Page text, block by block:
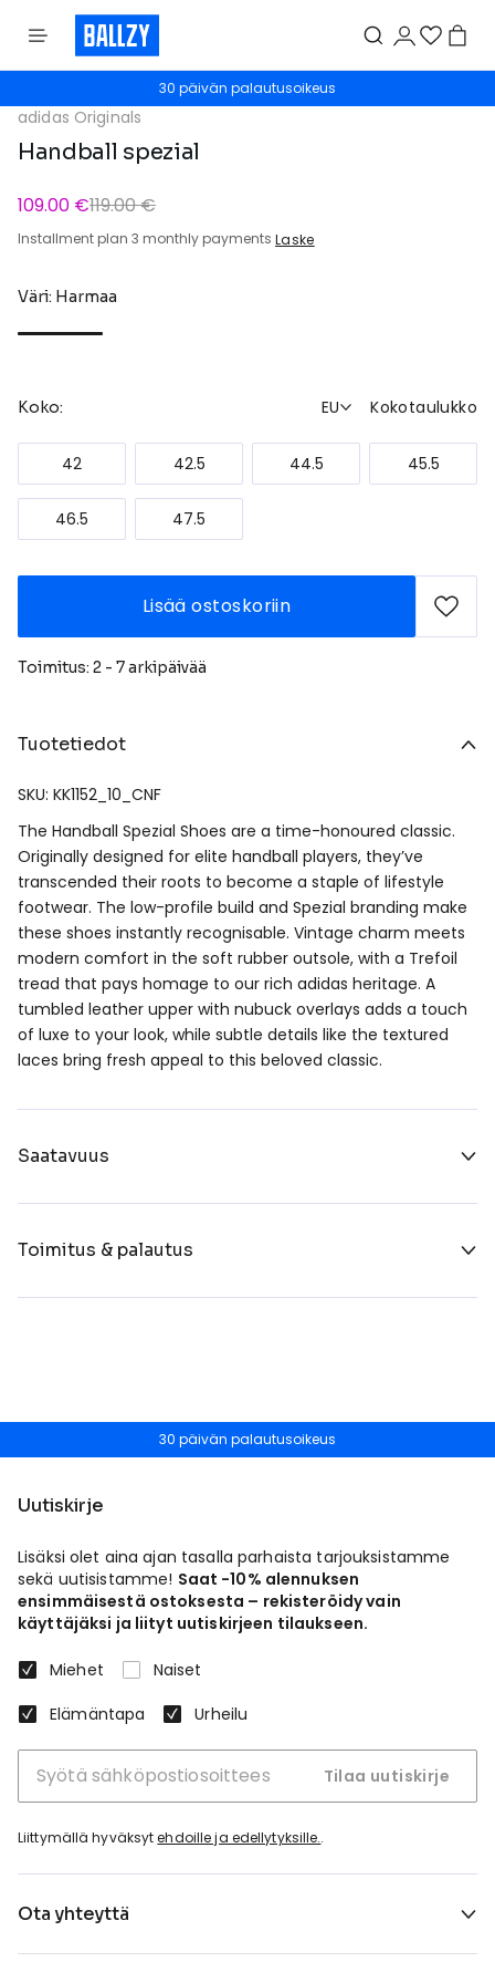
30 päivän palautusoikeus
adidas Originals
Handball spezial
109.00 €119.00 €
Installment plan 3 monthly payments Laske
Väri: Harmaa
Koko: EU Kokotaulukko
42 42.5 44.5 45.5
46.5 47.5
Lisää ostoskoriin
Toimitus: 2 - 7 arkipäivää
Tuotetiedot
SKU: KK1152_10_CNF
The Handball Spezial Shoes are a time-honoured classic.
Originally designed for elite handball players, they’ve
transcended their roots to become a staple of lifestyle
footwear. The low-profile build and Spezial branding make
these shoes instantly recognisable. Vintage charm meets
modern comfort in the soft rubber outsole, with a Trefoil
tread that pays homage to our rich adidas heritage. A
tumbled leather upper with nubuck overlays adds a touch
of luxe to your look, while subtle details like the textured
laces bring fresh appeal to this beloved classic.
Saatavuus
Toimitus & palautus
30 päivän palautusoikeus
Uutiskirje
Lisäksi olet aina ajan tasalla parhaista tarjouksistamme
sekä uutisistamme! Saat -10% alennuksen
ensimmäisestä ostoksesta – rekisteröidy vain
käyttäjäksi ja liityt uutiskirjeen tilaukseen.
Miehet
Naiset
Elämäntapa
Urheilu
Tilaa uutiskirje
Liittymällä hyväksytehdoille ja edellytyksille..
Ota yhteyttä